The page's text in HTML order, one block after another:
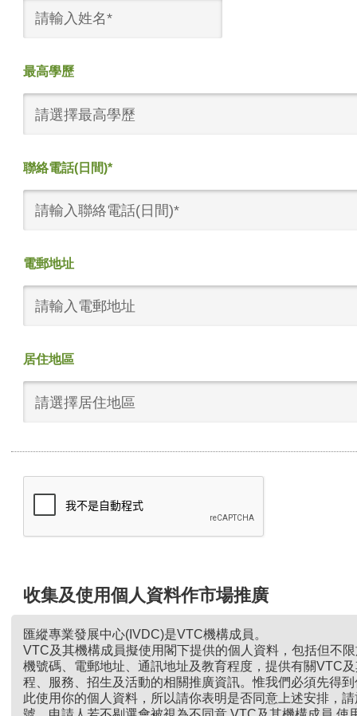
最高學歷
請選擇最高學歷
聯絡電話(日間)*
電郵地址
居住地區
請選擇居住地區
收集及使用個人資料作市場推廣
匯縱專業發展中心(IVDC)是VTC機構成員。
VTC及其機構成員擬使用閣下提供的個人資料，包括但不
機號碼、電郵地址、通訊地址及教育程度，提供有關VTC
程、服務、招生及活動的相關推廣資訊。惟我們必須先得
此使用你的個人資料，所以請你表明是否同意上述安排，